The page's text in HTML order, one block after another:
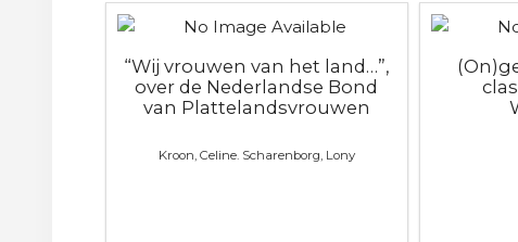
“Wij vrouwen van het land…”,
over de Nederlandse Bond
van Plattelandsvrouwen
Kroon, Celine. Scharenborg, Lony